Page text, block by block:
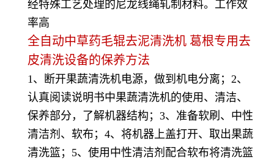
经特殊工艺处理的尼龙线绳轧制材料。工作效
率高
全自动中草药毛辊去泥清洗机 葛根专用去
皮清洗设备的保养方法
1、断开果蔬清洗机电源，做到机电分离；2、
认真阅读说明书中果蔬清洗机的使用、清洁、
保养部分，了解机器结构；3、准备软刷、中性
清洁剂、软布；4、将机器上盖打开、取出果蔬
清洗篮；5、使用中性清洁剂配合软布将清洗篮